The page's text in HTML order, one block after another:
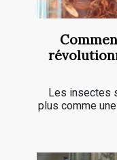
Les insectes
plus comme